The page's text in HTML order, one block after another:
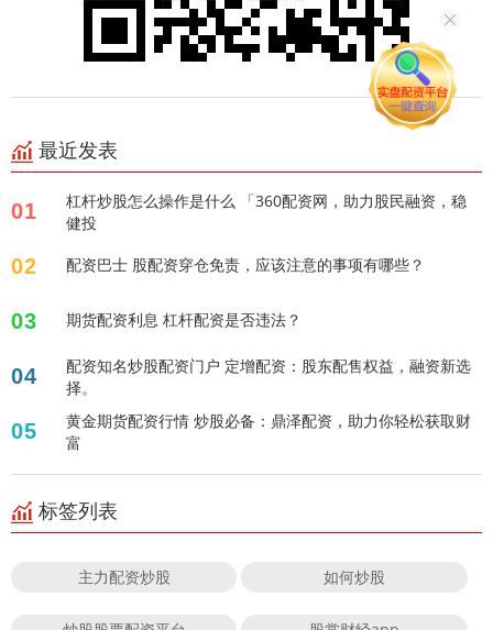
最近发表
01
杠杆炒股怎么操作是什么 「360配资网，助力股民融资，稳
健投
02 配资巴士 股配资穿仓免责，应该注意的事项有哪些？
03 期货配资利息 杠杆配资是否违法？
04
配资知名炒股配资门户 定增配资：股东配售权益，融资新选
择。
05
黄金期货配资行情 炒股必备：鼎泽配资，助力你轻松获取财
富
标签列表
主力配资炒股 如何炒股